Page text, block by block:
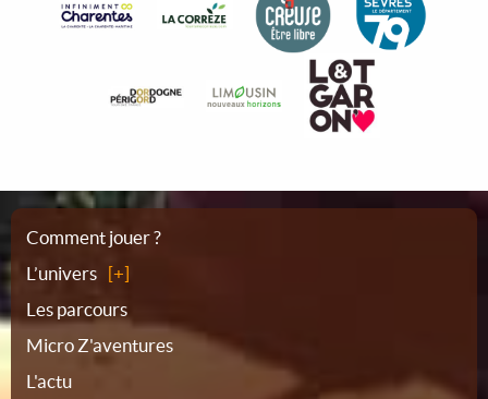
Plan
du
site
Comment jouer ?
L’univers
Les parcours
Micro Z'aventures
L'actu